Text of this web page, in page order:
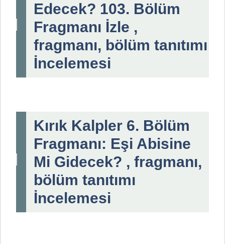
Edecek? 103. Bölüm
Fragmanı İzle ,
fragmanı, bölüm tanıtımı
İncelemesi
Kırık Kalpler 6. Bölüm
Fragmanı: Eşi Abisine
Mi Gidecek? , fragmanı,
bölüm tanıtımı
İncelemesi